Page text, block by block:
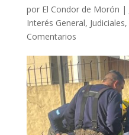
por El Condor de Morón |
Interés General, Judiciales,
Comentarios